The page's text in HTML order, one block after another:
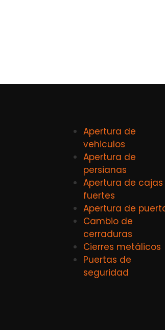
Apertura de
vehiculos
Apertura de
persianas
Apertura de cajas
fuertes
Apertura de
Cambio de
cerraduras
Cierres metálicos
Puertas de
seguridad